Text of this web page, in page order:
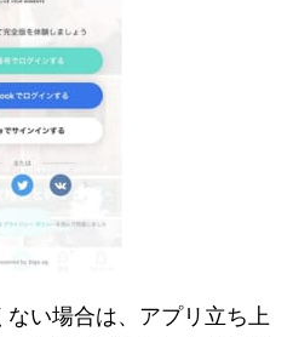
い場合は、アプリ立ち上